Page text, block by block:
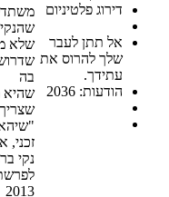
לעבר
משתדל לזכור:
שהנקיון הוא מתנה
שלא מקבלים אותה
שדרושה עבודה
בה
שהיא מגיעה ללא
שצריך להמשיך
"שיהא עסק זה לי
זכני, אלוקי, ל"מתנת-
נקי ברחמיו